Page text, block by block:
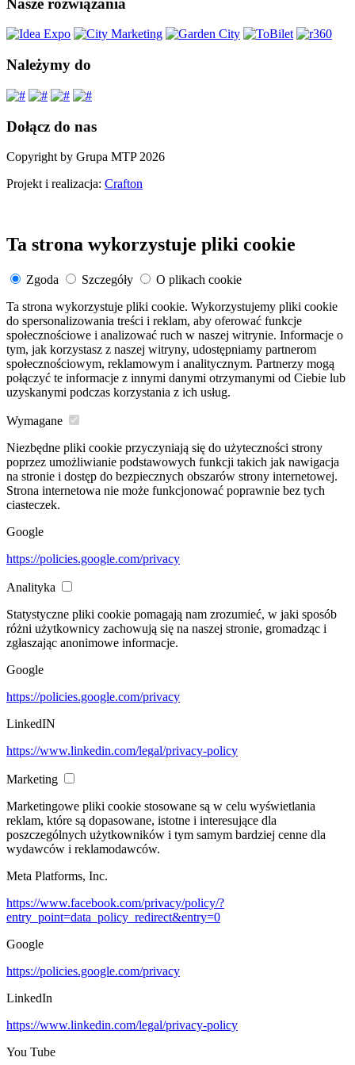
Nasze rozwiązania
Należymy do
Dołącz do nas
Copyright by Grupa MTP 2026
Projekt i realizacja: Crafton
Ta strona wykorzystuje pliki cookie
Zgoda Szczegóły
O plikach cookie
Ta strona wykorzystuje pliki cookie. Wykorzystujemy pliki cookie
do spersonalizowania treści i reklam, aby oferować funkcje
społecznościowe i analizować ruch w naszej witrynie. Informacje o
tym, jak korzystasz z naszej witryny, udostępniamy partnerom
społecznościowym, reklamowym i analitycznym. Partnerzy mogą
połączyć te informacje z innymi danymi otrzymanymi od Ciebie lub
uzyskanymi podczas korzystania z ich usług.
Wymagane
Niezbędne pliki cookie przyczyniają się do użyteczności strony
poprzez umożliwianie podstawowych funkcji takich jak nawigacja
na stronie i dostęp do bezpiecznych obszarów strony internetowej.
Strona internetowa nie może funkcjonować poprawnie bez tych
ciasteczek.
Google
https://policies.google.com/privacy
Analityka
Statystyczne pliki cookie pomagają nam zrozumieć, w jaki sposób
różni użytkownicy zachowują się na naszej stronie, gromadząc i
zgłaszając anonimowe informacje.
Google
https://policies.google.com/privacy
LinkedIN
https://www.linkedin.com/legal/privacy-policy
Marketing
Marketingowe pliki cookie stosowane są w celu wyświetlania
reklam, które są dopasowane, istotne i interesujące dla
poszczególnych użytkowników i tym samym bardziej cenne dla
wydawców i reklamodawców.
Meta Platforms, Inc.
https://www.facebook.com/privacy/policy/?
entry_point=data_policy_redirect&entry=0
Google
https://policies.google.com/privacy
LinkedIn
https://www.linkedin.com/legal/privacy-policy
You Tube